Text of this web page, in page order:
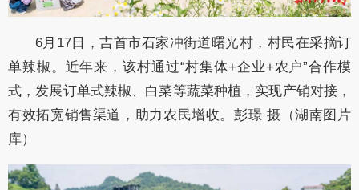
6月17日，吉首市石家冲街道曙光村，村民在采摘订
单辣椒。近年来，该村通过“村集体+企业+农户”合作模
式，发展订单式辣椒、白菜等蔬菜种植，实现产销对接，
有效拓宽销售渠道，助力农民增收。彭璟 摄（湖南图片
库）